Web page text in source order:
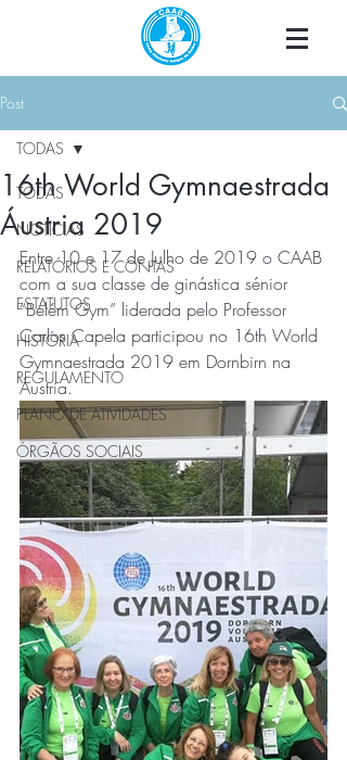
Post
TODAS
NOTÍCIAS
RELATÓRIOS E CONTAS
ESTATUTOS
HISTÓRIA
REGULAMENTO
PLANO DE ATIVIDADES
ÓRGÃOS SOCIAIS
TODAS
16th World Gymnaestrada
Áustria 2019
Entre 10 e 17 de Julho de 2019 o CAAB
com a sua classe de ginástica sénior
“Belém Gym” liderada pelo Professor
Carlos Capela participou no 16th World
Gymnaestrada 2019 em Dornbirn na
Áustria.